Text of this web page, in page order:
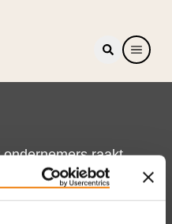
raakt.
Nederland